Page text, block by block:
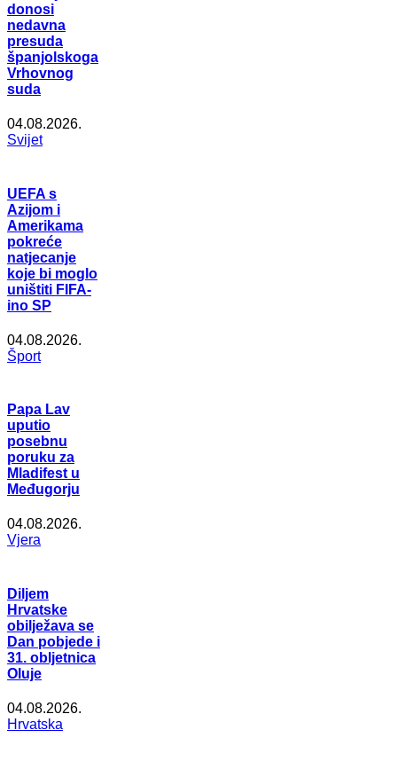
donosi
nedavna
presuda
španjolskoga
Vrhovnog
suda
04.08.2026.
Svijet
UEFA s
Azijom i
Amerikama
pokreće
natjecanje
koje bi moglo
uništiti FIFA-
ino SP
04.08.2026.
Šport
Papa Lav
uputio
posebnu
poruku za
Mladifest u
Međugorju
04.08.2026.
Vjera
Diljem
Hrvatske
obilježava se
Dan pobjede i
31. obljetnica
Oluje
04.08.2026.
Hrvatska